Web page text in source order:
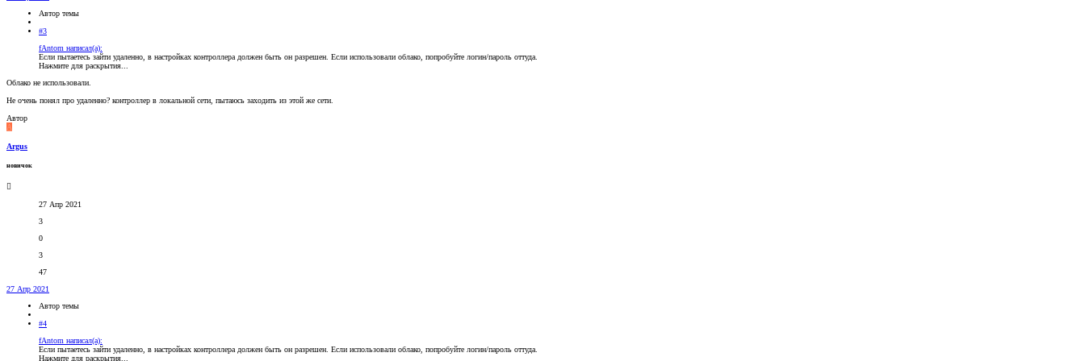
Автор темы
#3
fAntom написал(а):
Если пытаетесь зайти удаленно, в настройках контроллера должен быть он разрешен. Если использовали облако, попробуйте логин/пароль оттуда.
Нажмите для раскрытия...
Облако не использовали.
Не очень понял про удаленно? контроллер в локальной сети, пытаюсь заходить из этой же сети.
Автор
A
Argus
новичок
27 Апр 2021
3
0
3
47
27 Апр 2021
Автор темы
#4
fAntom написал(а):
Если пытаетесь зайти удаленно, в настройках контроллера должен быть он разрешен. Если использовали облако, попробуйте логин/пароль оттуда.
Нажмите для раскрытия...